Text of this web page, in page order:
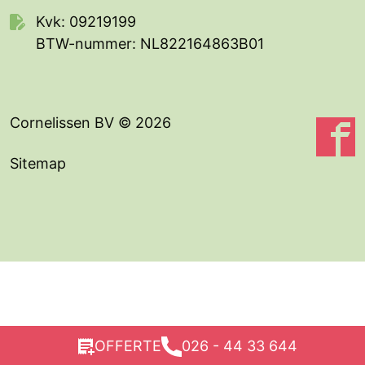
Kvk: 09219199
BTW-nummer: NL822164863B01
Cornelissen BV © 2026
Sitemap
OFFERTE 026 - 44 33 644